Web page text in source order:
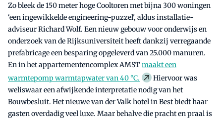
Zo bleek de 150 meter hoge Cooltoren met bijna 300 woningen
‘een ingewikkelde engineering-puzzel', aldus installatie-
adviseur Richard Wolf. Een nieuw gebouw voor onderwijs en
onderzoek van de Rijksuniversiteit heeft dankzij verregaande
prefabricage een besparing opgeleverd van 25.000 manuren.
En in het appartementencomplex AMSTmaakt een
warmtepomp warmtapwater van 40 °C.
Hiervoor was
weliswaar een afwijkende interpretatie nodig van het
Bouwbesluit. Het nieuwe van der Valk hotel in Best biedt haar
gasten overdadig veel luxe. Maar behalve die pracht en praal is